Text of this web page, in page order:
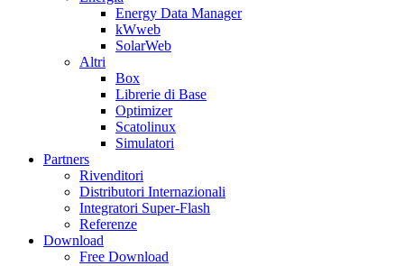
Energy Data Manager
kWweb
SolarWeb
Altri
Box
Librerie di Base
Optimizer
Scatolinux
Simulatori
Partners
Rivenditori
Distributori Internazionali
Integratori Super-Flash
Referenze
Download
Free Download